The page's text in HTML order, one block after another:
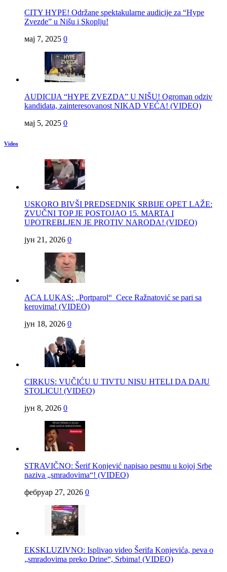
CITY HYPE! Održane spektakularne audicije za “Hype
Zvezde” u Nišu i Skoplju!
мај 7, 2025 0
AUDICIJA “HYPE ZVEZDA” U NIŠU! Ogroman odziv
kandidata, zainteresovanost NIKAD VEĆA! (VIDEO)
мај 5, 2025 0
Video
USKORO BIVŠI PREDSEDNIK SRBIJE OPET LAŽE:
ZVUČNI TOP JE POSTOJAO 15. MARTA I
UPOTREBLJEN JE PROTIV NARODA! (VIDEO)
јун 21, 2026 0
ACA LUKAS: „Portparol“ Cece Ražnatović se pari sa
kerovima! (VIDEO)
јун 18, 2026 0
CIRKUS: VUČIĆU U TIVTU NISU HTELI DA DAJU
STOLICU! (VIDEO)
јун 8, 2026 0
STRAVIČNO: Šerif Konjević napisao pesmu u kojoj Srbe
naziva „smradovima“! (VIDEO)
фебруар 27, 2026 0
EKSKLUZIVNO: Isplivao video Šerifa Konjevića, peva o
„smradovima preko Drine“, Srbima! (VIDEO)